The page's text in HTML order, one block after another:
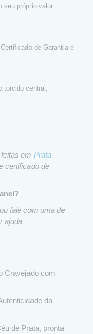
próprio valor.
de Garantia e
torcido central;
em Prata
certificado de
ou fale com uma de
ajuda
Cravejado com
da
de Prata, pronta